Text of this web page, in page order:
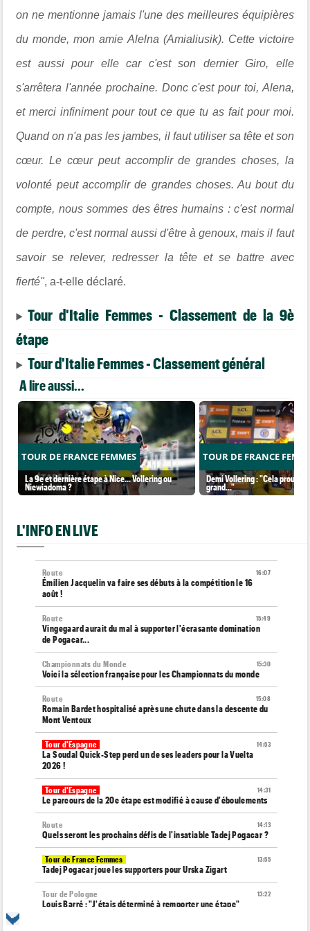
on ne mentionne jamais l'une des meilleures équipières
du monde, mon amie Alelna (Amialiusik). Cette victoire
est aussi pour elle car c'est son dernier Giro, elle
s'arrêtera l'année prochaine. Donc c'est pour toi, Alena,
et merci infiniment pour tout ce que tu as fait pour moi.
Quand on n'a pas les jambes, il faut utiliser sa tête et son
cœur. Le cœur peut accomplir de grandes choses, la
volonté peut accomplir de grandes choses. Au bout du
compte, nous sommes des êtres humains : c'est normal
de perdre, c'est normal aussi d'être à genoux, mais il faut
savoir se relever, redresser la tête et se battre avec
fierté", a-t-elle déclaré.
Tour d'Italie Femmes - Classement de la 9è
étape
Tour d'Italie Femmes - Classement général
A lire aussi...
TOUR DE FRANCE FEMMES
La 9e et dernière étape à Nice... Vollering ou
Niewiadoma ?
TOUR DE FRANCE
Demi Vollering : "Cela prouve
grand..."
L'INFO EN LIVE
16:07
Route
Émilien Jacquelin va faire ses débuts à la compétition le 16
août !
15:49
Route
Vingegaard aurait du mal à supporter l'écrasante domination
de Pogacar...
15:30
Championnats du Monde
Voici la sélection française pour les Championnats du monde
15:08
Route
Romain Bardet hospitalisé après une chute dans la descente du
Mont Ventoux
14:53
Tour d'Espagne
La Soudal Quick-Step perd un de ses leaders pour la Vuelta
2026 !
14:31
Tour d'Espagne
Le parcours de la 20e étape est modifié à cause d'éboulements
14:13
Route
Quels seront les prochains défis de l'insatiable Tadej Pogacar ?
13:55
Tour de France Femmes
Tadej Pogacar joue les supporters pour Urska Zigart
13:22
Tour de Pologne
Louis Barré : "J'étais déterminé à remporter une étape"